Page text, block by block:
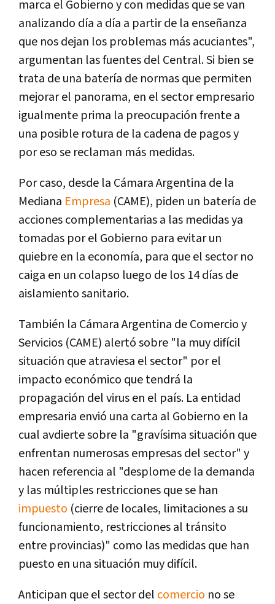
marca el Gobierno y con medidas que se van
analizando día a día a partir de la enseñanza
que nos dejan los problemas más acuciantes",
argumentan las fuentes del Central. Si bien se
trata de una batería de normas que permiten
mejorar el panorama, en el sector empresario
igualmente prima la preocupación frente a
una posible rotura de la cadena de pagos y
por eso se reclaman más medidas.
Por caso, desde la Cámara Argentina de la
Mediana Empresa (CAME), piden un batería de
acciones complementarias a las medidas ya
tomadas por el Gobierno para evitar un
quiebre en la economía, para que el sector no
caiga en un colapso luego de los 14 días de
aislamiento sanitario.
También la Cámara Argentina de Comercio y
Servicios (CAME) alertó sobre "la muy difícil
situación que atraviesa el sector" por el
impacto económico que tendrá la
propagación del virus en el país. La entidad
empresaria envió una carta al Gobierno en la
cual avdierte sobre la "gravísima situación que
enfrentan numerosas empresas del sector" y
hacen referencia al "desplome de la demanda
y las múltiples restricciones que se han
impuesto (cierre de locales, limitaciones a su
funcionamiento, restricciones al tránsito
entre provincias)" como las medidas que han
puesto en una situación muy difícil.
Anticipan que el sector del comercio no se